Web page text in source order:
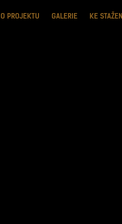
O PROJEKTU GALERIE KE STAŽENÍ